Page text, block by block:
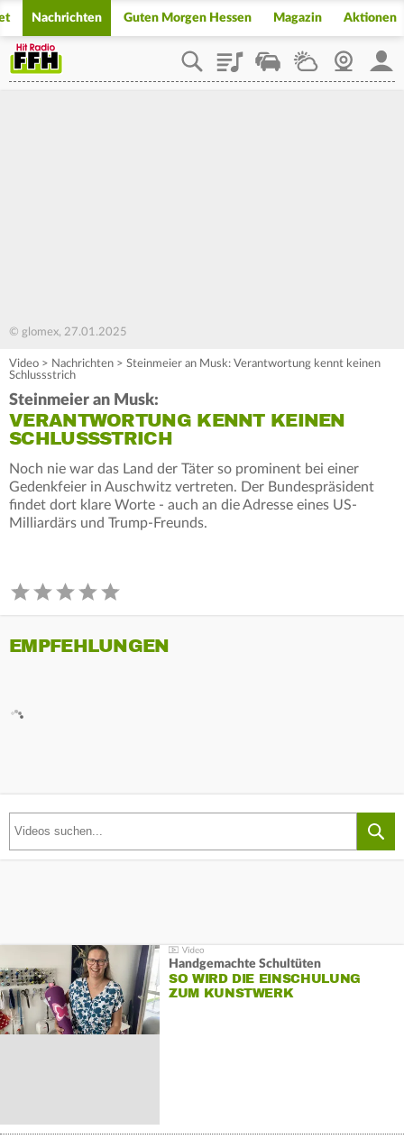
Nachrichten Guten Morgen Hessen Magazin Aktionen
PlaylistStaupilotWetterWebcam
© glomex, 27.01.2025
Video > Nachrichten > Steinmeier an Musk: Verantwortung kennt keinen
Schlussstrich
Steinmeier an Musk:
VERANTWORTUNG KENNT KEINEN
SCHLUSSSTRICH
Noch nie war das Land der Täter so prominent bei einer
Gedenkfeier in Auschwitz vertreten. Der Bundespräsident
findet dort klare Worte - auch an die Adresse eines US-
Milliardärs und Trump-Freunds.
EMPFEHLUNGEN
Handgemachte Schultüten
SO WIRD DIE EINSCHULUNG
ZUM KUNSTWERK